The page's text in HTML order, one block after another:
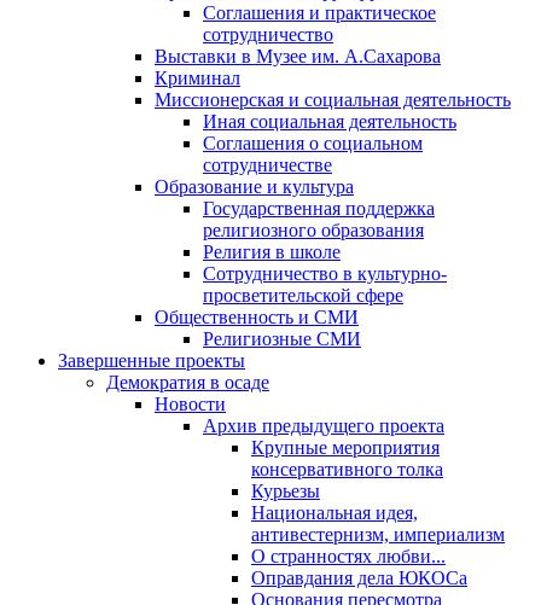
Соглашения и практическое
сотрудничество
Выставки в Музее им. А.Сахарова
Криминал
Миссионерская и социальная деятельность
Иная социальная деятельность
Соглашения о социальном
сотрудничестве
Образование и культура
Государственная поддержка
религиозного образования
Религия в школе
Сотрудничество в культурно-
просветительской сфере
Общественность и СМИ
Религиозные СМИ
Завершенные проекты
Демократия в осаде
Новости
Архив предыдущего проекта
Крупные мероприятия
консервативного толка
Курьезы
Национальная идея,
антивестернизм, империализм
О странностях любви...
Оправдания дела ЮКОСа
Основания пересмотра